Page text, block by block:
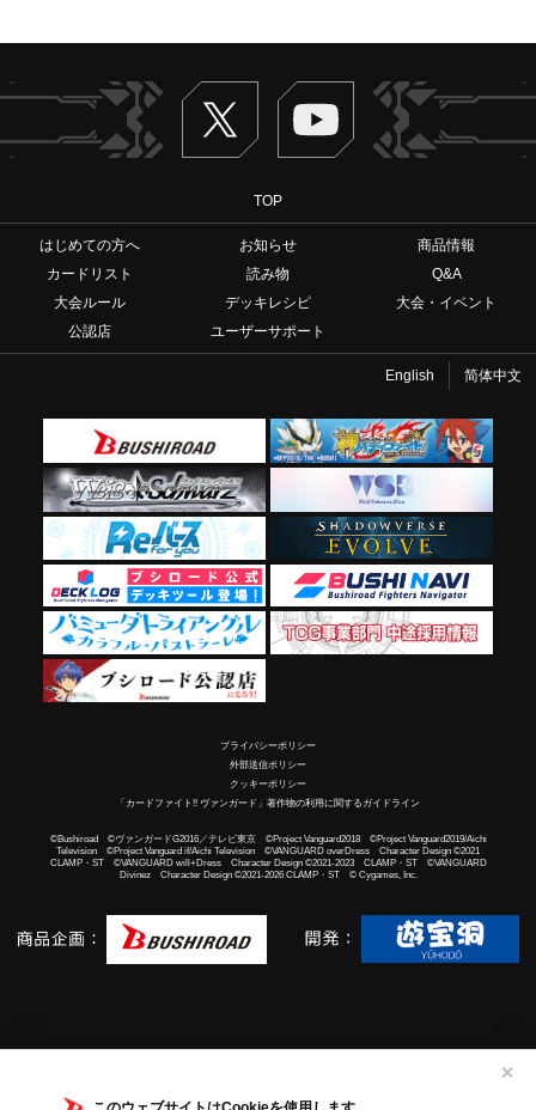
✕
Twitter ヴァンガードch
TOP
はじめての方へ お知らせ
商品情報
カードリスト
読み物
Q&A
大会ルール
デッキレシピ
大会・イベント
公認店
ユーザーサポート
English 简体中文
プライバシーポリシー
外部送信ポリシー
クッキーポリシー
「カードファイト!! ヴァンガード」著作物の利用に関するガイドライン
©Bushiroad ©ヴァンガードG2016／テレビ東京 ©Project Vanguard2018 ©Project Vanguard2019/Aichi
Television ©Project Vanguard if/Aichi Television ©VANGUARD overDress Character Design ©2021
CLAMP・ST ©VANGUARD will+Dress Character Design ©2021-2023 CLAMP・ST ©VANGUARD
Divinez Character Design ©2021-2026 CLAMP・ST © Cygames, Inc.